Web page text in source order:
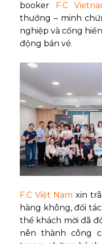
booker F.C
thưởng – minh
nghiệp và cống
động bán vé.
F.C Việt Nam xin
hàng không, đối
thể khách mời đã
nên thành công